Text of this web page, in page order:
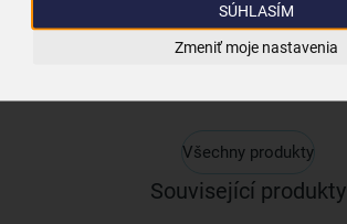
SÚHLASÍM
Zmeniť moje nastavenia
Vložiť do košíka
Všechny produkty
Související produkty